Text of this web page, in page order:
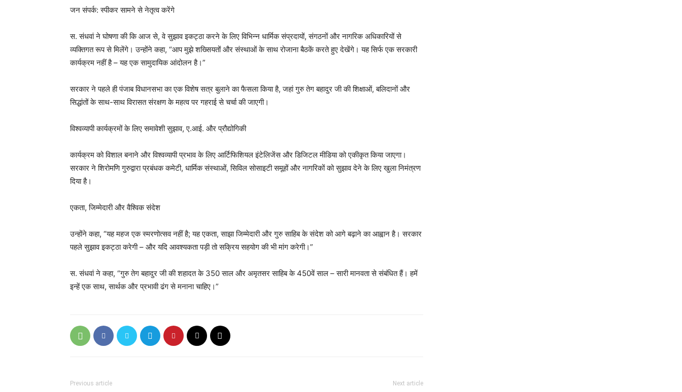
जन संपर्क: स्पीकर सामने से नेतृत्व करेंगे
स. संधवां ने घोषणा की कि आज से, वे सुझाव इकट्ठा करने के लिए विभिन्न धार्मिक संप्रदायों, संगठनों और नागरिक अधिकारियों से
व्यक्तिगत रूप से मिलेंगे। उन्होंने कहा, “आप मुझे शख्सियतों और संस्थाओं के साथ रोजाना बैठकें करते हुए देखेंगे। यह सिर्फ एक सरकारी
कार्यक्रम नहीं है – यह एक सामुदायिक आंदोलन है।”
सरकार ने पहले ही पंजाब विधानसभा का एक विशेष सत्र बुलाने का फैसला किया है, जहां गुरु तेग बहादुर जी की शिक्षाओं, बलिदानों और
सिद्धांतों के साथ-साथ विरासत संरक्षण के महत्व पर गहराई से चर्चा की जाएगी।
विश्वव्यापी कार्यक्रमों के लिए समावेशी सुझाव, ए.आई. और प्रौद्योगिकी
कार्यक्रम को विशाल बनाने और विश्वव्यापी प्रभाव के लिए आर्टिफिशियल इंटेलिजेंस और डिजिटल मीडिया को एकीकृत किया जाएगा।
सरकार ने शिरोमणि गुरुद्वारा प्रबंधक कमेटी, धार्मिक संस्थाओं, सिविल सोसाइटी समूहों और नागरिकों को सुझाव देने के लिए खुला निमंत्रण
दिया है।
एकता, जिम्मेदारी और वैश्विक संदेश
उन्होंने कहा, “यह महज एक स्मरणोत्सव नहीं है; यह एकता, साझा जिम्मेदारी और गुरु साहिब के संदेश को आगे बढ़ाने का आह्वान है। सरकार
पहले सुझाव इकट्ठा करेगी – और यदि आवश्यकता पड़ी तो सक्रिय सहयोग की भी मांग करेगी।”
स. संधवां ने कहा, “गुरु तेग बहादुर जी की शहादत के 350 साल और अमृतसर साहिब के 450वें साल – सारी मानवता से संबंधित हैं। हमें
इन्हें एक साथ, सार्थक और प्रभावी ढंग से मनाना चाहिए।”
Previous article Next article